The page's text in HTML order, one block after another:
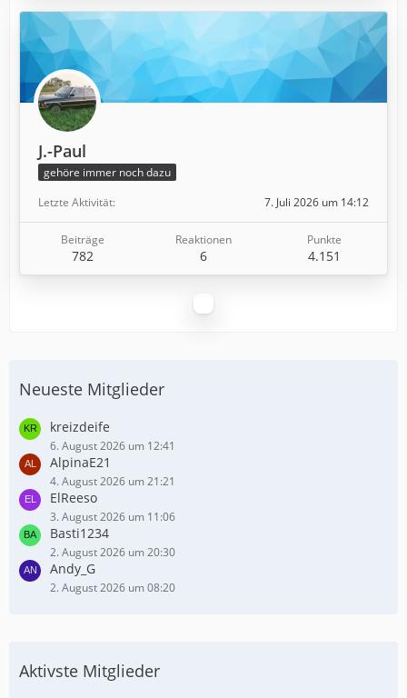
J.-Paul
gehöre immer noch dazu
Letzte Aktivität
7. Juli 2026 um 14:12
Beiträge
782
Reaktionen
6
Punkte
4.151
Neueste Mitglieder
kreizdeife
6. August 2026 um 12:41
AlpinaE21
4. August 2026 um 21:21
ElReeso
3. August 2026 um 11:06
Basti1234
2. August 2026 um 20:30
Andy_G
2. August 2026 um 08:20
Aktivste Mitglieder